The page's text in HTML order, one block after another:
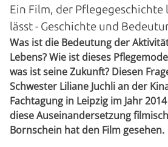
Ein Film, der
lässt - Geschichte und
Was ist die Bedeutung der
Lebens? Wie ist dieses
was ist seine Zukunft? Diesen
Schwester Liliane Juchli an der
Fachtagung in Leipzig im Jahr
diese Auseinandersetzung
Bornschein hat den Film gesehen.